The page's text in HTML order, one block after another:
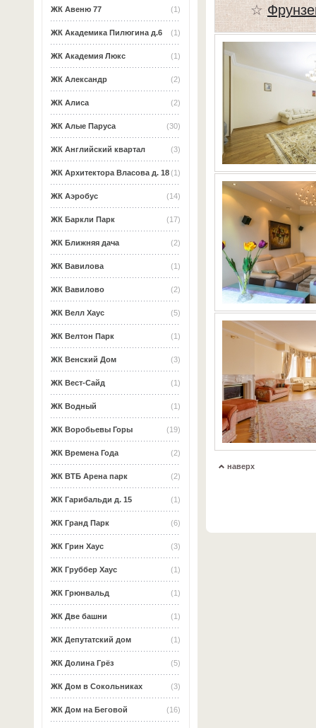
(1)
ЖК Авеню 77
(1)
ЖК Академика Пилюгина д.6
(1)
ЖК Академия Люкс
(2)
ЖК Александр
(2)
ЖК Алиса
(30)
ЖК Алые Паруса
(3)
ЖК Английский квартал
(1)
ЖК Архитектора Власова д. 18
(14)
ЖК Аэробус
(17)
ЖК Баркли Парк
(2)
ЖК Ближняя дача
(1)
ЖК Вавилова
(2)
ЖК Вавилово
(5)
ЖК Велл Хаус
(1)
ЖК Велтон Парк
(3)
ЖК Венский Дом
(1)
ЖК Вест-Сайд
(1)
ЖК Водный
(19)
ЖК Воробьевы Горы
(2)
ЖК Времена Года
(2)
ЖК ВТБ Арена парк
(1)
ЖК Гарибальди д. 15
(6)
ЖК Гранд Парк
(3)
ЖК Грин Хаус
(1)
ЖК Груббер Хаус
(1)
ЖК Грюнвальд
(1)
ЖК Две башни
(1)
ЖК Депутатский дом
(5)
ЖК Долина Грёз
(3)
ЖК Дом в Сокольниках
(16)
ЖК Дом на Беговой
☆
наверх